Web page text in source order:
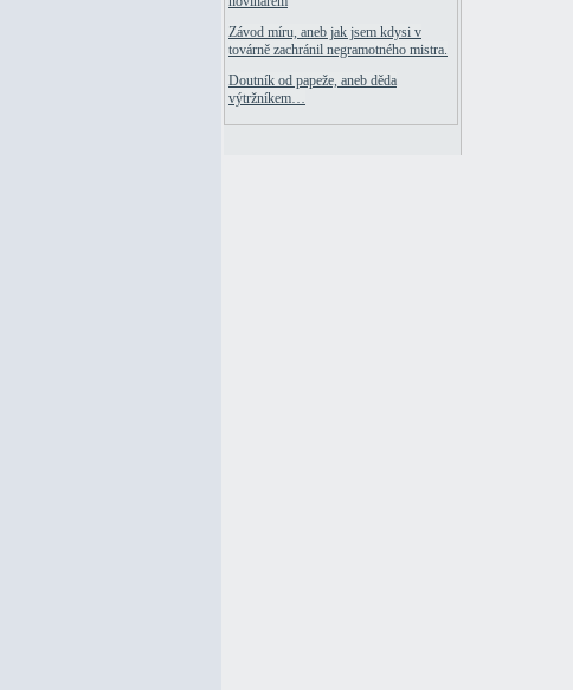
Závod míru, aneb jak jsem kdysi v
továrně zachránil negramotného mistra.
Doutník od papeže, aneb děda
výtržníkem…